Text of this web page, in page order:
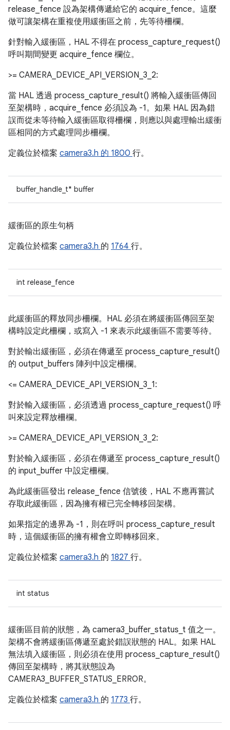
release_fence 設為架構傳遞給它的 acquire_fence。這麼
做可讓架構在重複使用緩衝區之前，先等待柵欄。
針對輸入緩衝區，HAL 不得在 process_capture_request()
呼叫期間變更 acquire_fence 欄位。
>= CAMERA_DEVICE_API_VERSION_3_2:
當 HAL 透過 process_capture_result() 將輸入緩衝區傳回
至架構時，acquire_fence 必須設為 -1。如果 HAL 因為錯
誤而從未等待輸入緩衝區取得柵欄，則應以與處理輸出緩衝
區相同的方式處理同步柵欄。
定義位於檔案 camera3.h 的 1800 行。
buffer_handle_t* buffer
緩衝區的原生句柄
定義位於檔案 camera3.h 的 1764 行。
int release_fence
此緩衝區的釋放同步柵欄。HAL 必須在將緩衝區傳回至架
構時設定此柵欄，或寫入 -1 來表示此緩衝區不需要等待。
對於輸出緩衝區，必須在傳遞至 process_capture_result()
的 output_buffers 陣列中設定柵欄。
<= CAMERA_DEVICE_API_VERSION_3_1:
對於輸入緩衝區，必須透過 process_capture_request() 呼
叫來設定釋放柵欄。
>= CAMERA_DEVICE_API_VERSION_3_2:
對於輸入緩衝區，必須在傳遞至 process_capture_result()
的 input_buffer 中設定柵欄。
為此緩衝區發出 release_fence 信號後，HAL 不應再嘗試
存取此緩衝區，因為擁有權已完全轉移回架構。
如果指定的邊界為 -1，則在呼叫 process_capture_result
時，這個緩衝區的擁有權會立即轉移回來。
定義位於檔案 camera3.h 的 1827 行。
int status
緩衝區目前的狀態，為 camera3_buffer_status_t 值之一。
架構不會將緩衝區傳遞至處於錯誤狀態的 HAL。如果 HAL
無法填入緩衝區，則必須在使用 process_capture_result()
傳回至架構時，將其狀態設為
CAMERA3_BUFFER_STATUS_ERROR。
定義位於檔案 camera3.h 的 1773 行。